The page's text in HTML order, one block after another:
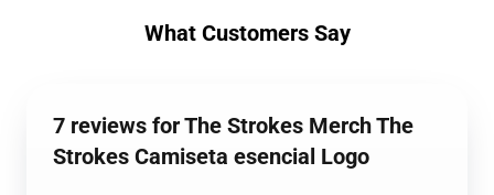
What Customers Say
7 reviews for The Strokes Merch The
Strokes Camiseta esencial Logo